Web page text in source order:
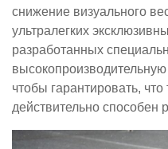
снижение визуального
ультралегких
разработанных
чтобы гарантировать,
действительно способен